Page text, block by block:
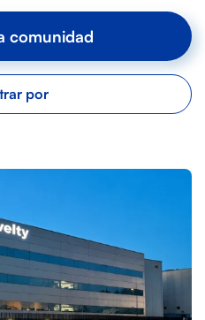
comunidad
por